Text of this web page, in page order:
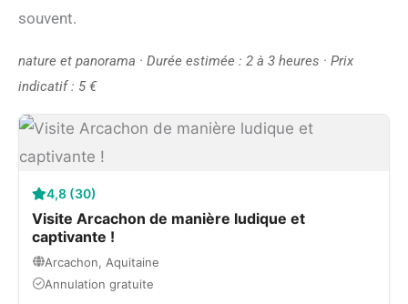
souvent.
nature et panorama · Durée estimée : 2 à 3 heures · Prix
indicatif : 5 €
4,8 (30)
Visite Arcachon de manière ludique et
captivante !
Arcachon, Aquitaine
Annulation gratuite